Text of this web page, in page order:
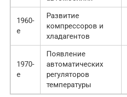
1960-
е
Развитие
компрессоров и
хладагентов
1970-
е
Появление
автоматических
регуляторов
температуры